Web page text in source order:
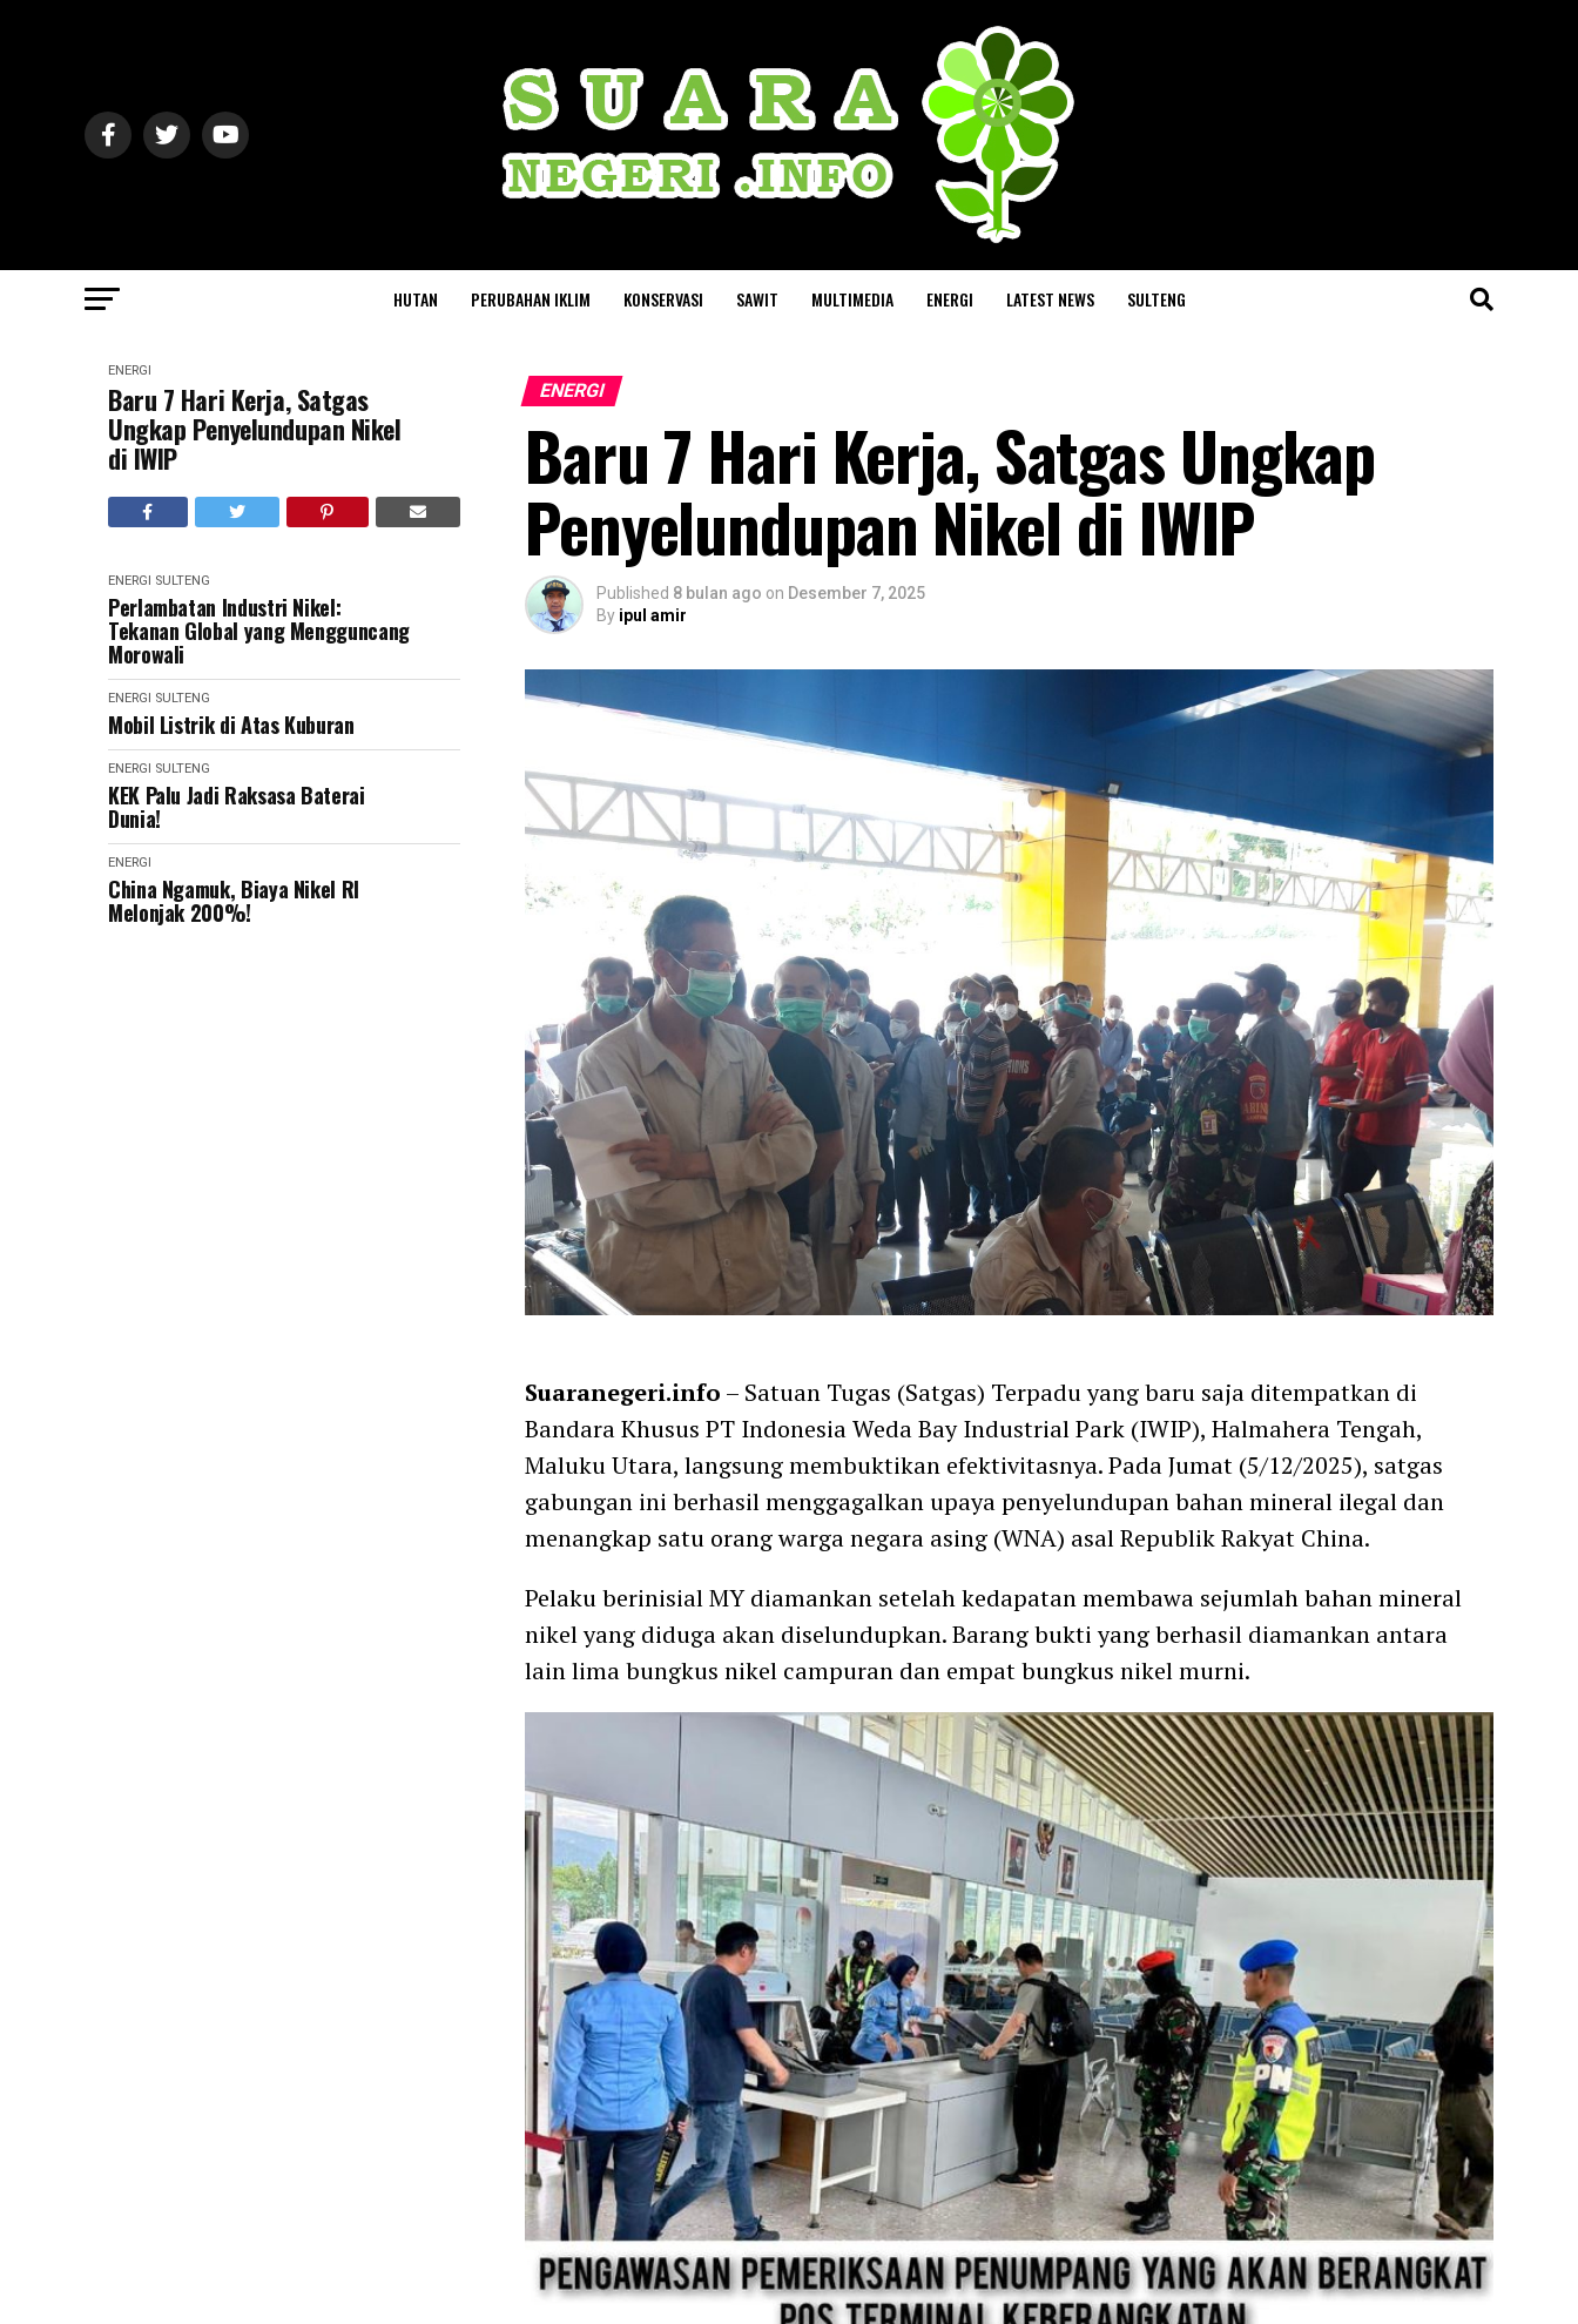
HUTAN PERUBAHAN IKLIM KONSERVASI SAWIT MULTIMEDIA ENERGI LATEST NEWS SULTENG
ENERGI
Baru 7 Hari Kerja, Satgas
Ungkap Penyelundupan Nikel
di IWIP
ENERGI SULTENG
Perlambatan Industri Nikel:
Tekanan Global yang Mengguncang
Morowali
ENERGI SULTENG
Mobil Listrik di Atas Kuburan
ENERGI SULTENG
KEK Palu Jadi Raksasa Baterai
Dunia!
ENERGI
China Ngamuk, Biaya Nikel RI
Melonjak 200%!
ENERGI
Baru 7 Hari Kerja, Satgas Ungkap
Penyelundupan Nikel di IWIP
Published 8 bulan ago on Desember 7, 2025
By ipul amir
Suaranegeri.info – Satuan Tugas (Satgas) Terpadu yang baru saja ditempatkan di
Bandara Khusus PT Indonesia Weda Bay Industrial Park (IWIP), Halmahera Tengah,
Maluku Utara, langsung membuktikan efektivitasnya. Pada Jumat (5/12/2025), satgas
gabungan ini berhasil menggagalkan upaya penyelundupan bahan mineral ilegal dan
menangkap satu orang warga negara asing (WNA) asal Republik Rakyat China.
Pelaku berinisial MY diamankan setelah kedapatan membawa sejumlah bahan mineral
nikel yang diduga akan diselundupkan. Barang bukti yang berhasil diamankan antara
lain lima bungkus nikel campuran dan empat bungkus nikel murni.